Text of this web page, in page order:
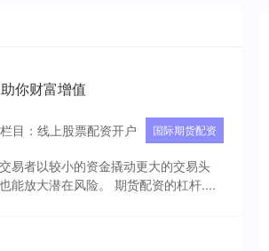
你财富增值
栏目： 线上股票配资开户 国际期货配资
易者以较小的资金撬动更大的交易头
能放大潜在风险。 期货配资的杠杆....